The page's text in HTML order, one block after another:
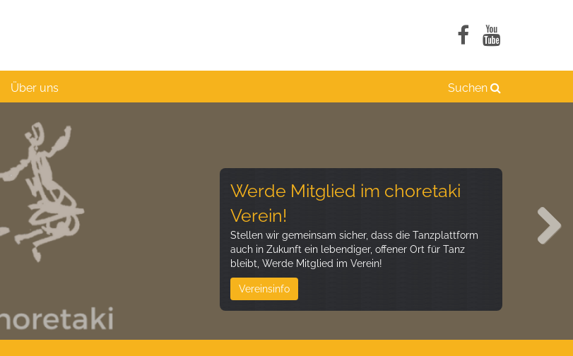
Über uns Suchen
Werde Mitglied im choretaki
Verein!
Stellen wir gemeinsam sicher, dass die Tanzplattform
auch in Zukunft ein lebendiger, offener Ort für Tanz
bleibt, Werde Mitglied im Verein!
Vereinsinfo